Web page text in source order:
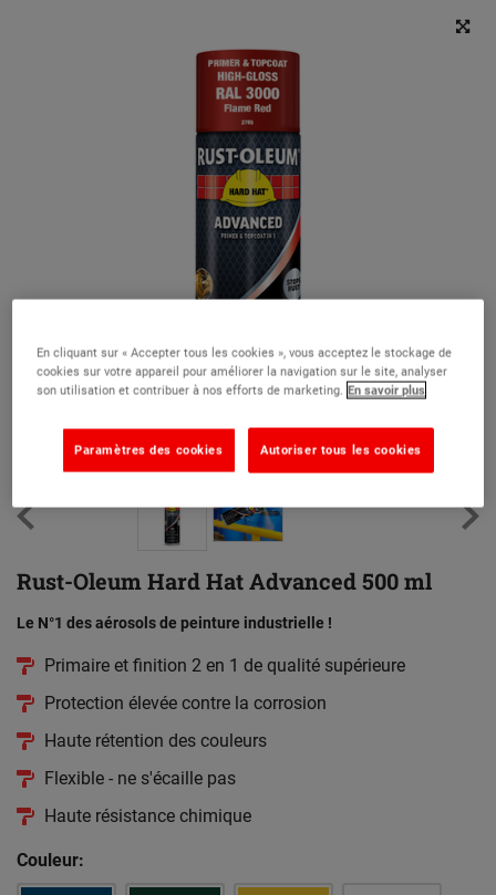
Rust-Oleum Hard Hat Advanced 500 ml
Le N°1 des aérosols de peinture industrielle !
Primaire et finition 2 en 1 de qualité supérieure
Protection élevée contre la corrosion
Haute rétention des couleurs
Flexible - ne s'écaille pas
Haute résistance chimique
Couleur:
En cliquant sur « Accepter tous les cookies », vous acceptez le stockage de
cookies sur votre appareil pour améliorer la navigation sur le site, analyser
son utilisation et contribuer à nos efforts de marketing. En savoir plus
Autoriser tous les cookies
Paramètres des cookies